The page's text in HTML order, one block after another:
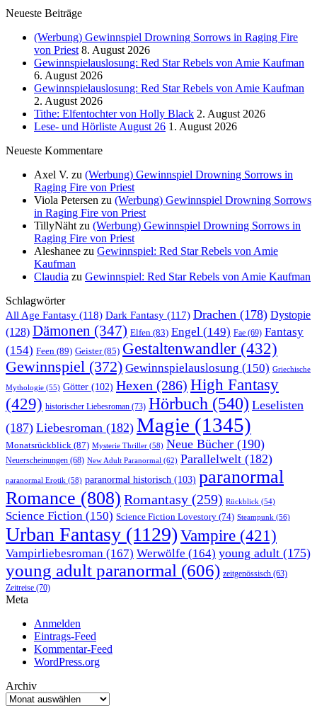
Neueste Beiträge
(Werbung) Gewinnspiel Drowning Sorrows in Raging Fire
von Priest 8. August 2026
Gewinnspielauslosung: Red Star Rebels von Amie Kaufman
6. August 2026
Gewinnspielauslosung: Red Star Rebels von Amie Kaufman
2. August 2026
Tithe: Elfentochter von Holly Black 2. August 2026
Lese- und Hörliste August 26 1. August 2026
Neueste Kommentare
Axel V. zu (Werbung) Gewinnspiel Drowning Sorrows in
Raging Fire von Priest
Viola Petersen zu (Werbung) Gewinnspiel Drowning Sorrows
in Raging Fire von Priest
TillyNäht zu (Werbung) Gewinnspiel Drowning Sorrows in
Raging Fire von Priest
Aleshanee zu Gewinnspiel: Red Star Rebels von Amie
Kaufman
Claudia zu Gewinnspiel: Red Star Rebels von Amie Kaufman
Schlagwörter
All Age Fantasy (118) Dark Fantasy (117) Drachen (178) Dystopie
(128) Dämonen (347) Elfen (83) Engel (149) Fae (69) Fantasy
(154) Feen (89) Geister(85) Gestaltenwandler (432)
Gewinnspiel (372) Gewinnspielauslosung (150) Griechische
Mythologie (55) Götter (102) Hexen (286) High Fantasy
(429) historischer Liebesroman (73) Hörbuch (540) Leselisten
(187) Liebesroman (182) Magie (1345)
Monatsrückblick (87) Mysterie Thriller (58) Neue Bücher (190)
Neuerscheinungen (68) New Adult Paranormal (62) Parallelwelt (182)
paranormal Erotik (58) paranormal historisch (103) paranormal
Romance (808) Romantasy (259) Rückblick (54)
Science Fiction (150) Science Fiction Lovestory (74) Steampunk (56)
Urban Fantasy (1129) Vampire (421)
Vampirliebesroman (167) Werwölfe (164) young adult (175)
young adult paranormal (606) zeitgenössisch (63)
Zeitreise (70)
Meta
Anmelden
Eintrags-Feed
Kommentar-Feed
WordPress.org
Archiv
Archiv